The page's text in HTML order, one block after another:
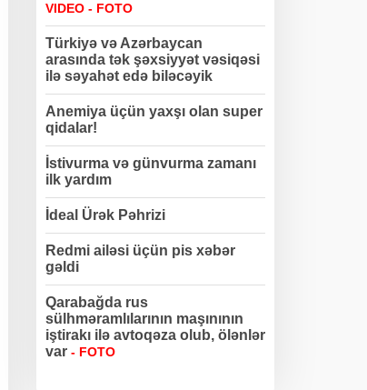
VIDEO - FOTO
Türkiyə və Azərbaycan
arasında tək şəxsiyyət vəsiqəsi
ilə səyahət edə biləcəyik
Anemiya üçün yaxşı olan super
qidalar!
İstivurma və günvurma zamanı
ilk yardım
İdeal Ürək Pəhrizi
Redmi ailəsi üçün pis xəbər
gəldi
Qarabağda rus
sülhməramlılarının maşınının
iştirakı ilə avtoqəza olub, ölənlər
var - FOTO